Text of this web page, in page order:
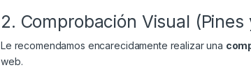
2. Comprobación Visual
Le recomendamos encarecidamente realizar una
web.